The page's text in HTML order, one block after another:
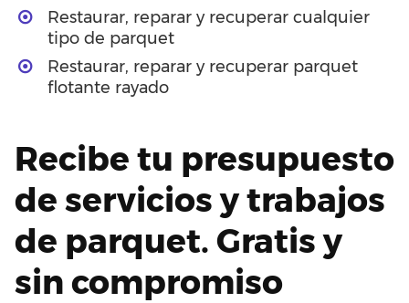
Restaurar, reparar y recuperar cualquier
tipo de parquet
Restaurar, reparar y recuperar parquet
flotante rayado
Recibe tu presupuesto
de servicios y trabajos
de parquet. Gratis y
sin compromiso